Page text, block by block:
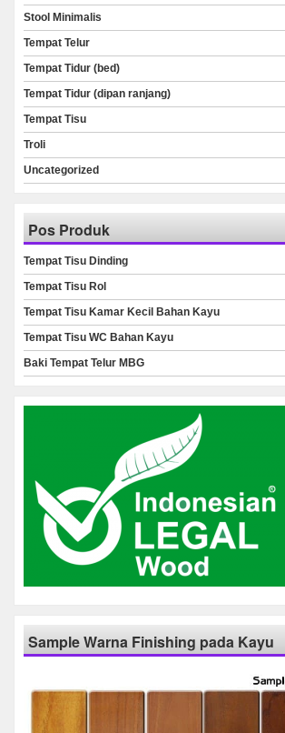
Stool Minimalis
Tempat Telur
Tempat Tidur (bed)
Tempat Tidur (dipan ranjang)
Tempat Tisu
Troli
Uncategorized
Pos Produk
Tempat Tisu Dinding
Tempat Tisu Rol
Tempat Tisu Kamar Kecil Bahan Kayu
Tempat Tisu WC Bahan Kayu
Baki Tempat Telur MBG
Sample Warna Finishing pada Kayu